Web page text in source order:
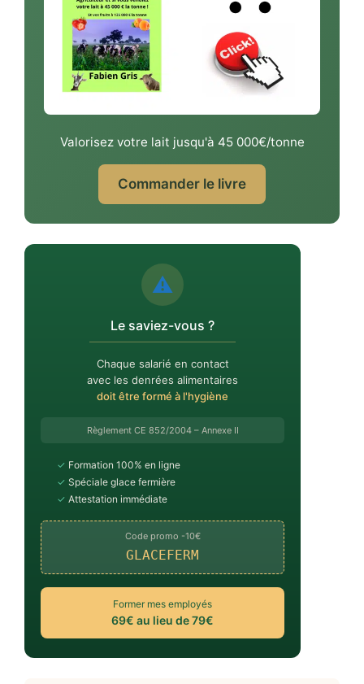
Valorisez votre lait jusqu'à 45 000€/tonne
Commander le livre
⚠️
Le saviez-vous ?
Chaque salarié en contact
avec les denrées alimentaires
doit être formé à l'hygiène
Règlement CE 852/2004 – Annexe II
✓ Formation 100% en ligne
✓ Spéciale glace fermière
✓ Attestation immédiate
Code promo -10€
GLACEFERM
Former mes employés
69€ au lieu de 79€